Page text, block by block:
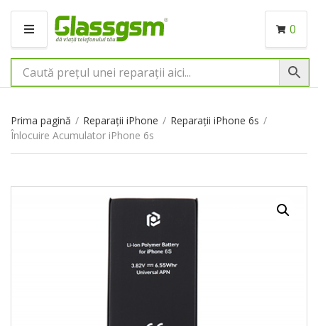
M
N
I
0
Prima pagină / Reparații iPhone / Reparații iPhone 6s /
Înlocuire Acumulator iPhone 6s